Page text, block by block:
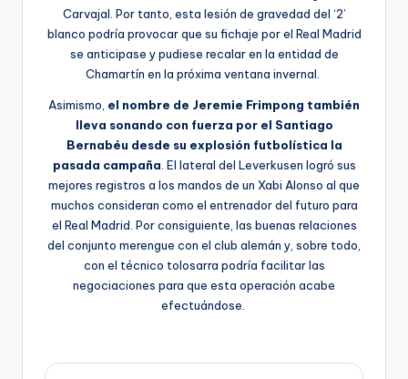
Carvajal. Por tanto, esta lesión de gravedad del ‘2’
blanco podría provocar que su fichaje por el Real Madrid
se anticipase y pudiese recalar en la entidad de
Chamartín en la próxima ventana invernal.
Asimismo, el nombre de Jeremie Frimpong también
lleva sonando con fuerza por el Santiago
Bernabéu desde su explosión futbolística la
pasada campaña . El lateral del Leverkusen logró sus
mejores registros a los mandos de un Xabi Alonso al que
muchos consideran como el entrenador del futuro para
el Real Madrid. Por consiguiente, las buenas relaciones
del conjunto merengue con el club alemán y, sobre todo,
con el técnico tolosarra podría facilitar las
negociaciones para que esta operación acabe
efectuándose.